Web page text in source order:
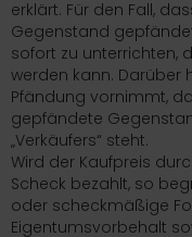
erklärt. Für den Fall,
Gegenstand
sofort zu unterrichten,
werden kann. Darüber
Pfändung vornimmt,
gepfändete
„Verkäufers“ steht.
Wird der Kaufpreis
Scheck bezahlt, so
oder scheckmäßige
Eigentumsvorbehalt